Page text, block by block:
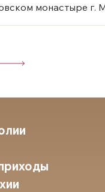
монастыре г.